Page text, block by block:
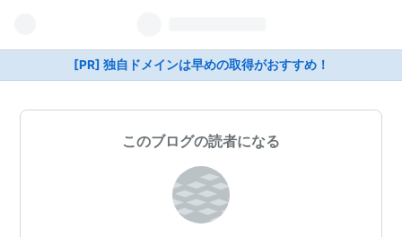
[PR] 独自ドメインは早めの取得がおすすめ！
このブログの読者になる